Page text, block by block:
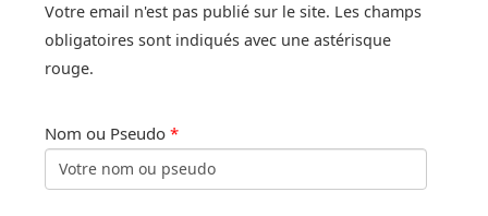
Votre email n'est pas publié sur le site. Les champs
obligatoires sont indiqués avec une astérisque
rouge.
Nom ou Pseudo *